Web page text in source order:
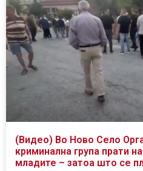
(Видео) Во Ново Село
криминална група прати
младите – затоа што се